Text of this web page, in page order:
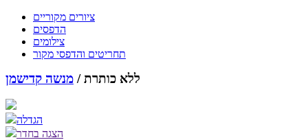
ציורים מקוריים
הדפסים
צילומים
תחריטים והדפסי מקור
ללא כותרת / מנשה קדישמן
הגדלה
הצגה בחדר